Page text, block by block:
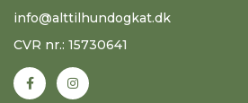
info@alttilhundogkat.dk
CVR nr.: 15730641